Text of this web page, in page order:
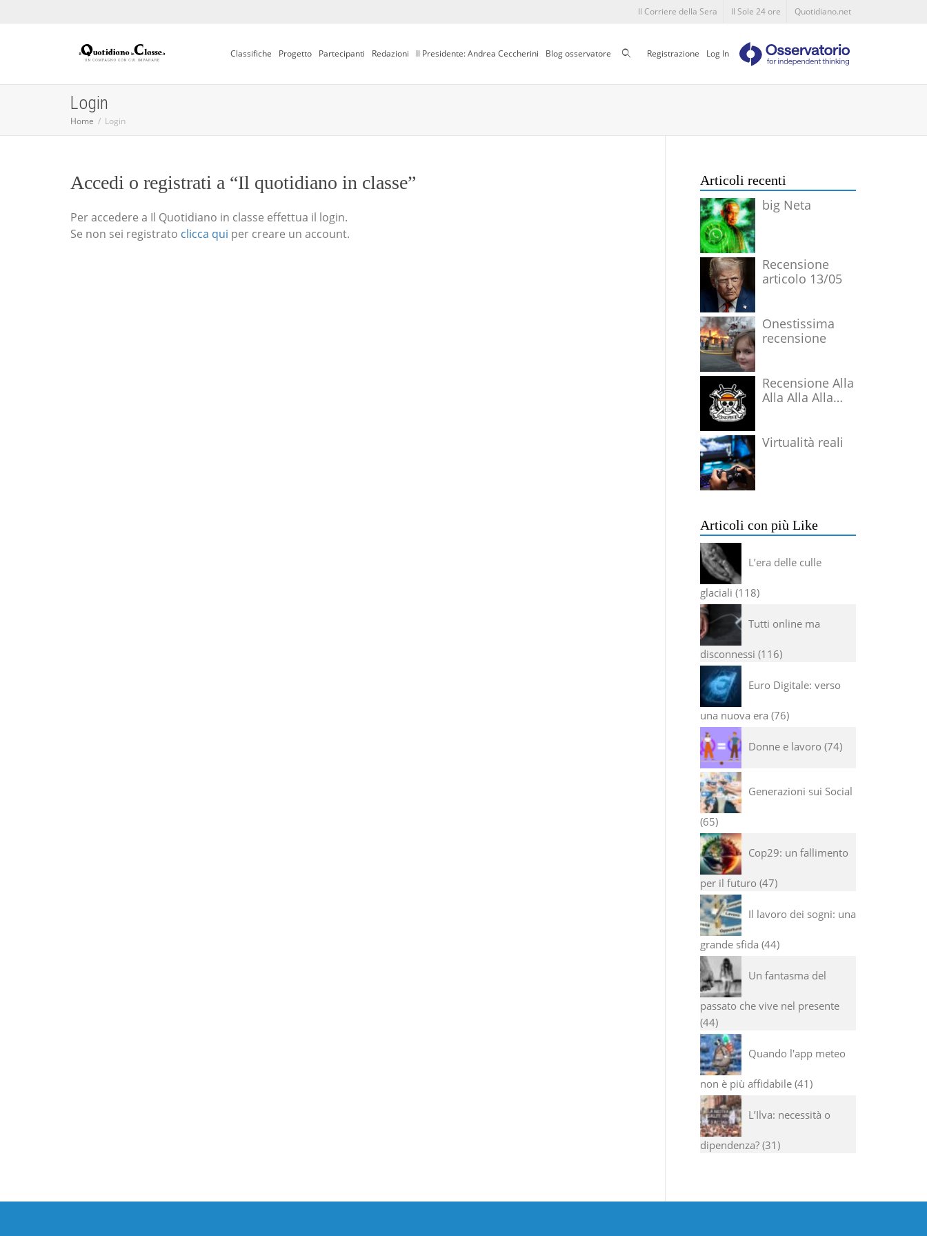
Il Corriere della Sera Il Sole 24 ore Quotidiano.net
Classifiche Progetto Partecipanti Redazioni Il Presidente: Andrea Ceccherini Blog osservatore CercaRegistrazione Log In
Login
Home Login
Accedi o registrati a “Il quotidiano in classe”
Per accedere a Il Quotidiano in classe effettua il login.
Se non sei registrato clicca qui per creare un account.
Articoli recenti
big Neta
Recensione
articolo 13/05
Onestissima
recensione
Recensione Alla
Alla Alla Alla
Virtualità reali
Articoli con più Like
L’era delle culle
glaciali 118
Tutti online ma
disconnessi 116
Euro Digitale: verso
una nuova era 76
Donne e lavoro 74
Generazioni sui Social
65
Cop29: un fallimento
per il futuro 47
Il lavoro dei sogni: una
grande sfida 44
Un fantasma del
passato che vive nel presente
44
Quando l'app meteo
non è più affidabile 41
L’Ilva: necessità o
dipendenza? 31